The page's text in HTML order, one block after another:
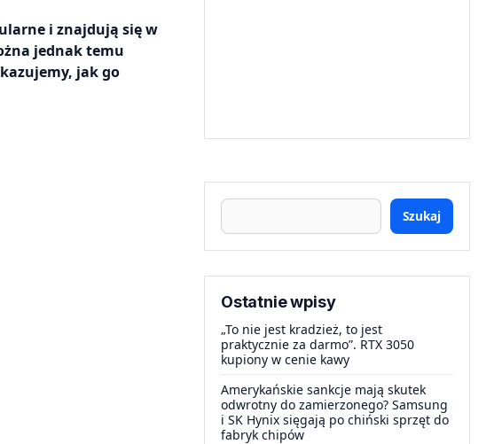
i znajdują się w
jednak temu
jak go
Szukaj
Ostatnie wpisy
„To nie jest kradzież, to jest
praktycznie za darmo”. RTX 3050
kupiony w cenie kawy
Amerykańskie sankcje mają skutek
odwrotny do zamierzonego? Samsung
i SK Hynix sięgają po chiński sprzęt do
fabryk chipów